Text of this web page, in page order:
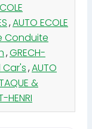
,AUTO ECOLE
Conduite
,GRECH-
,AUTO
&
HENRI